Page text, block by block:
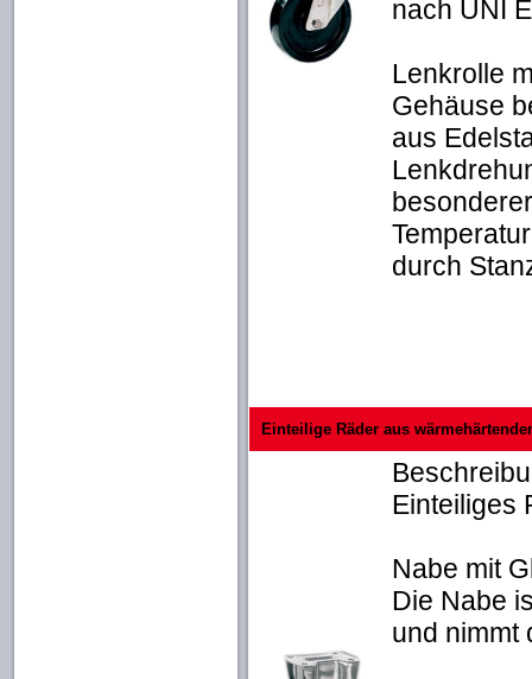
nach UNI
Lenkrolle
Gehäuse
aus
durch
Einteilige Räder aus
Einteiliges
Nabe mit
Die Nabe
und nimmt